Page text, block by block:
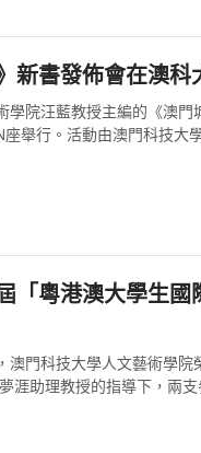
新書發佈會在澳科
院汪藍教授主編的《澳門
舉行。活動由澳門科技大
粵港澳大學生國
澳門科技大學人文藝術學院
涯助理教授的指導下，兩支